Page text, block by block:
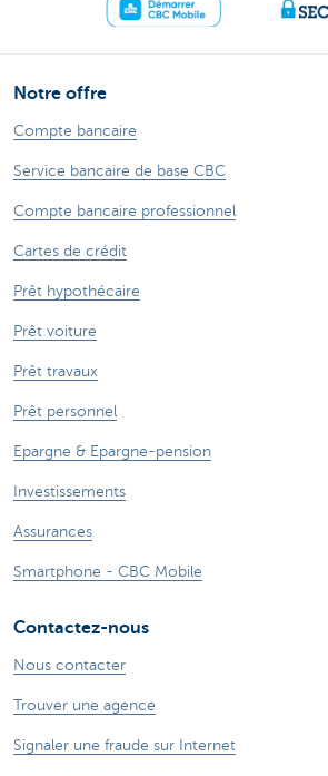
Notre offre
Compte bancaire
Service bancaire de base CBC
Compte bancaire professionnel
Cartes de crédit
Prêt hypothécaire
Prêt voiture
Prêt travaux
Prêt personnel
Epargne & Epargne-pension
Investissements
Assurances
Smartphone - CBC Mobile
Contactez-nous
Nous contacter
Trouver une agence
Signaler une fraude sur Internet